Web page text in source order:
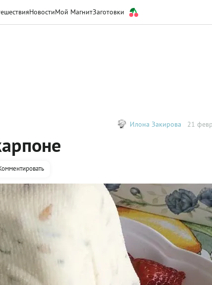
НовостиМой МагнитЗаготовки
Илона Закирова 21